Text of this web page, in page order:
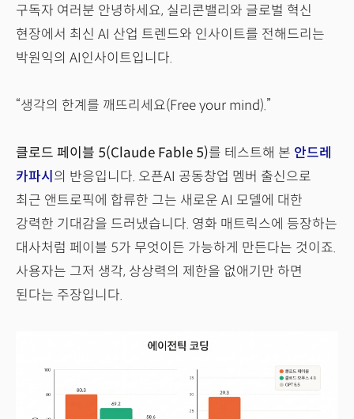
구독자 여러분 안녕하세요, 실리콘밸리와 글로벌 혁신
현장에서 최신 AI 산업 트렌드와 인사이트를 전해드리는
박원익의 AI인사이트입니다.
“생각의 한계를 깨뜨리세요(Free your mind).”
클로드 페이블 5(Claude Fable 5)를 테스트해 본 안드레
카파시 의 반응입니다. 오픈AI 공동창업 멤버 출신으로
최근 앤트로픽에 합류한 그는 새로운 AI 모델에 대한
강력한 기대감을 드러냈습니다. 영화 매트릭스에 등장하는
대사처럼 페이블 5가 무엇이든 가능하게 만든다는 것이죠.
사용자는 그저 생각, 상상력의 제한을 없애기만 하면
된다는 주장입니다.